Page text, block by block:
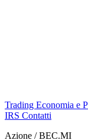
Trading Economia e
IRS Contatti
Azione / BEC.MI